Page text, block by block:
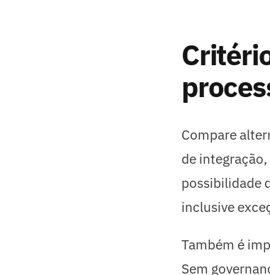
Compare
de
possibilidade
inclusive
Também é
Sem